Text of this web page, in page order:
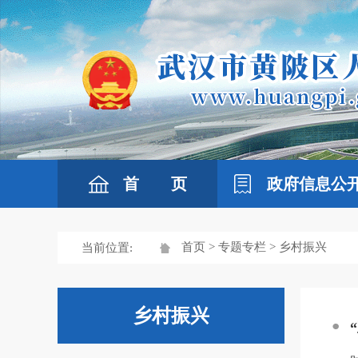
首 页 政府信息公
当前位置: 首页 > 专题专栏 > 乡村振兴
乡村振兴